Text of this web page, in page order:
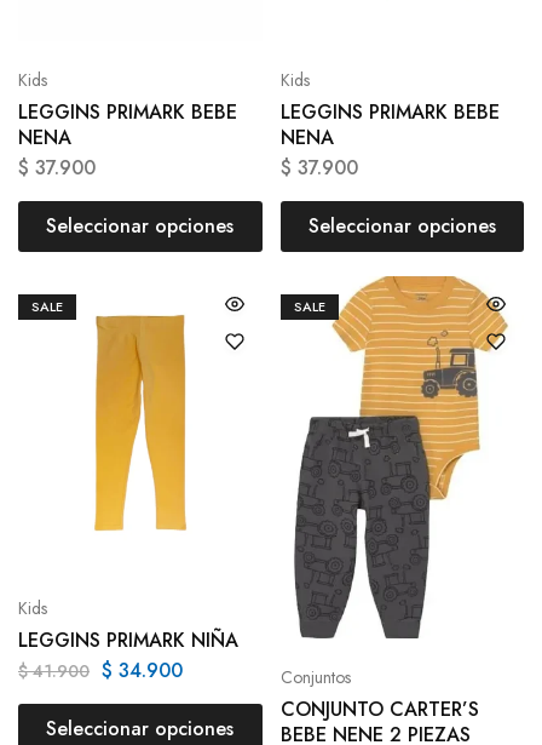
Kids
LEGGINS PRIMARK BEBE
NENA
$ 37.900
Seleccionar opciones
Kids
LEGGINS PRIMARK BEBE
NENA
$ 37.900
Seleccionar opciones
SALE
Kids
LEGGINS PRIMARK NIÑA
$41.900 $ 34.900
Seleccionar opciones
SALE
Conjuntos
CONJUNTO CARTER’S
BEBE NENE 2 PIEZAS